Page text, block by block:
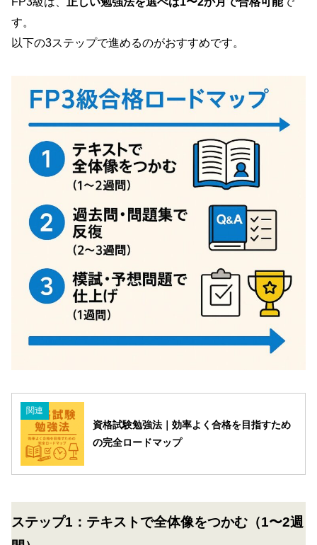
す。
以下の3ステップで進めるのがおすすめです。
関連
資格試験勉強法｜効率よく合格を目指すため
の完全ロードマップ
ステップ1：テキストで全体像をつかむ（1〜2週